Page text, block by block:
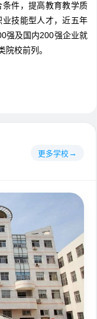
件，提高教育教学质
技能型人才，近五年
强及国内200强企业就
校前列。
更多学校